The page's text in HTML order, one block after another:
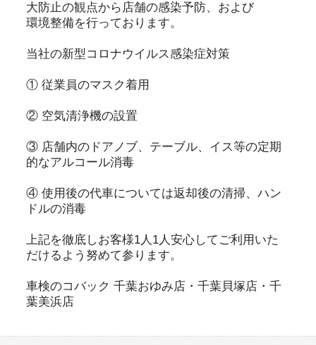
大防止の観点から店舗の感染予防、および
環境整備を行っております。
当社の新型コロナウイルス感染症対策
① 従業員のマスク着用
② 空気清浄機の設置
③ 店舗内のドアノブ、テーブル、イス等の定期
的なアルコール消毒
④ 使用後の代車については返却後の清掃、ハン
ドルの消毒
上記を徹底しお客様1人1人安心してご利用いた
だけるよう努めて参ります。
車検のコバック 千葉おゆみ店・千葉貝塚店・千
葉美浜店